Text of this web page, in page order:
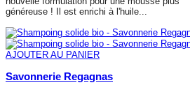
généreuse ! Il est enrichi à l'huile...
AJOUTER AU PANIER
Savonnerie Regagnas